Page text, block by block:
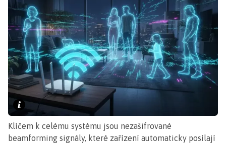
Klíčem k celému systému jsou nezašifrované
beamforming signály, které zařízení automaticky posílají